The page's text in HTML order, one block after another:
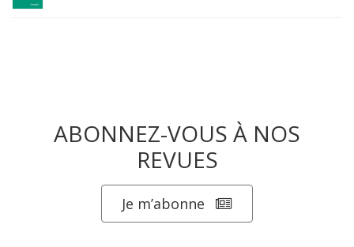
ABONNEZ-VOUS À NOS
REVUES
Je m’abonne